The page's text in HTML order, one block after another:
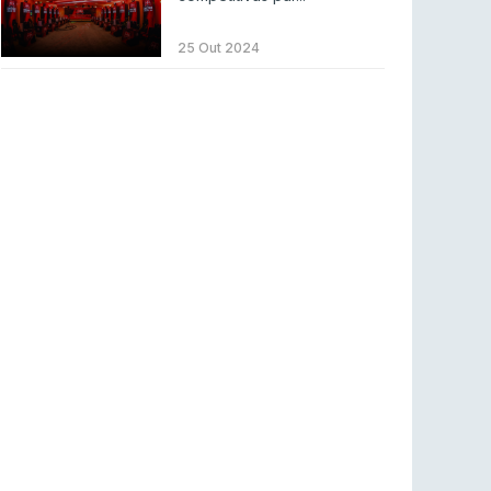
MOUZ surpreende Spirit para vencer BLAST
Bounty
25 Out 2024